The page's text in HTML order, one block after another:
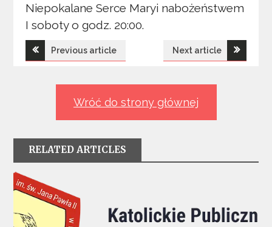
Niepokalane Serce Maryi nabożeństwem
I soboty o godz. 20:00.
Nawigacja
Previous article Next article
Wróć do strony głównej
RELATED ARTICLES